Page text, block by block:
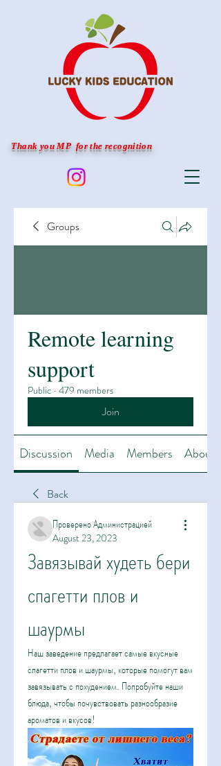
Thank you MP for the recognition
Groups
Remote learning
support
Public · 479 members
Join
Discussion Media Members About
Back
Проверено Администрацией
August 23, 2023
Завязывай худеть бери
спагетти плов и
шаурмы
Наш заведение предлагает самые вкусные
спагетти плов и шаурмы, которые помогут вам
завязывать с похудением. Попробуйте наши
блюда, чтобы почувствовать разнообразие
ароматов и вкусов!